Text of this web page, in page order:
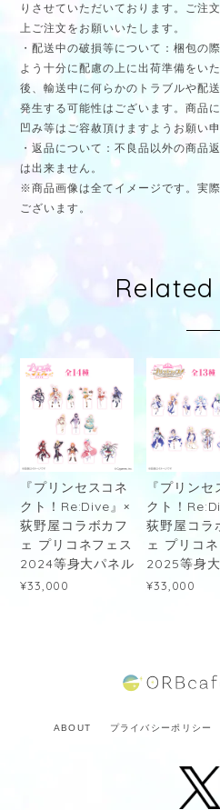
りさせていただいております。ご注
上ご注文をお願いいたします。
・配送中の破損等について：梱包の
よう十分に配慮の上に出荷準備をい
後、輸送中に何らかのトラブルや配
発生する可能性はございます。商品
凹み等はご容赦頂けますようお願い申
・返品について：不良品以外の商品
は出来ません。
※商品画像は全てイメージです。実
ございます。
『プリンセスコネ
クト！Re:Dive』×
荻野屋コラボカフ
ェ プリコネフェス
2024等身大パネル
¥33,000
『プリンセ
クト！
荻野屋コラ
ェ プリコ
2025等身
¥33,000
ABOUT プライバシーポリシー